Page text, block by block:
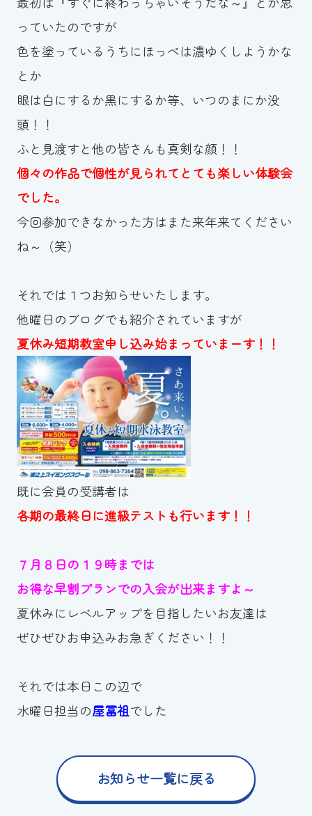
っていたのですが
色を塗っているうちにほっぺは濃ゆくしようかな
とか
眼は白にするか黒にするか等、いつのまにか没
頭！！
ふと見渡すと他の皆さんも真剣な顔！！
個々の作品で個性が見られてとても楽しい体験会
でした。
今回参加できなかった方はまた来年来てください
ね～（笑）
それでは１つお知らせいたします。
他曜日のブログでも紹介されていますが
夏休み短期教室申し込み始まっていまーす！！
既に会員の受講者は
各期の最終日に進級テストも行います！！
７月８日の１９時までは
お得な早割プランでの入会が出来ますよ～
夏休みにレベルアップを目指したいお友達は
ぜひぜひお申込みお急ぎください！！
それでは本日この辺で
水曜日担当の屋冨祖でした
お知らせ一覧に戻る